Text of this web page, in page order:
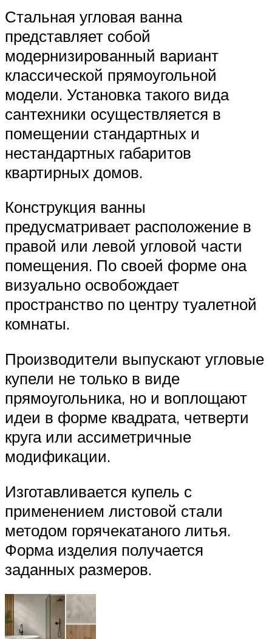
Стальная угловая ванна
представляет собой
модернизированный вариант
классической прямоугольной
модели. Установка такого вида
сантехники осуществляется в
помещении стандартных и
нестандартных габаритов
квартирных домов.
Конструкция ванны
предусматривает расположение в
правой или левой угловой части
помещения. По своей форме она
визуально освобождает
пространство по центру туалетной
комнаты.
Производители выпускают угловые
купели не только в виде
прямоугольника, но и воплощают
идеи в форме квадрата, четверти
круга или ассиметричные
модификации.
Изготавливается купель с
применением листовой стали
методом горячекатаного литья.
Форма изделия получается
заданных размеров.